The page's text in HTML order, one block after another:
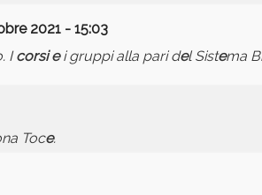
2021 - 15:03
Icorsi ei gruppi alla pari del Sistema
Toce.